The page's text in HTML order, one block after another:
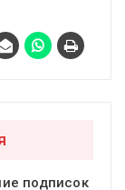
подписок